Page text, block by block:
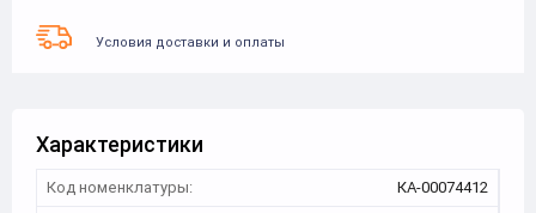
Условия доставки и оплаты
Характеристики
Код номенклатуры:
КА-00074412